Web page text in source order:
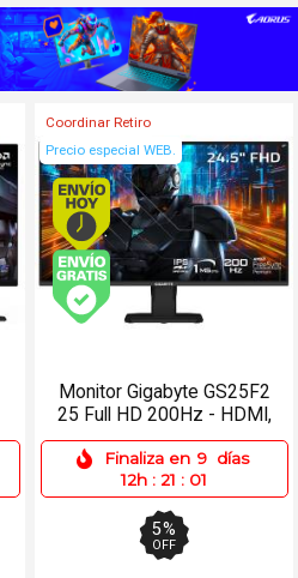
antes de 13Hs.
y Pagos)
Coordinar Retiro
Precio especial WEB.
Envío hoy.
Envío gratis (Ver
Monitor Gigabyte GS25F2
25 Full HD 200Hz - HDMI,
2xDP
Finaliza en 9 días
12h : 21 : 01
5%
OFF